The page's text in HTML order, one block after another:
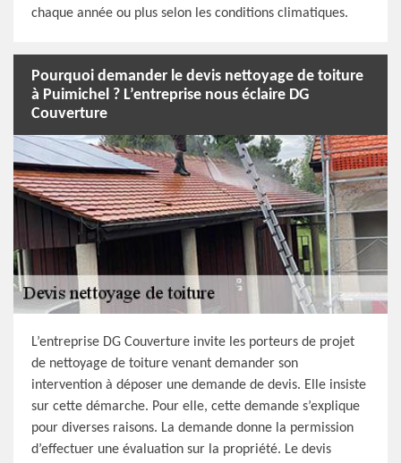
chaque année ou plus selon les conditions climatiques.
Pourquoi demander le devis nettoyage de toiture
à Puimichel ? L’entreprise nous éclaire DG
Couverture
L’entreprise DG Couverture invite les porteurs de projet
de nettoyage de toiture venant demander son
intervention à déposer une demande de devis. Elle insiste
sur cette démarche. Pour elle, cette demande s’explique
pour diverses raisons. La demande donne la permission
d’effectuer une évaluation sur la propriété. Le devis